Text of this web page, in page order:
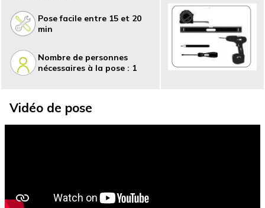
Pose facile entre 15 et 20
min
Nombre de personnes
nécessaires à la pose : 1
Vidéo de pose